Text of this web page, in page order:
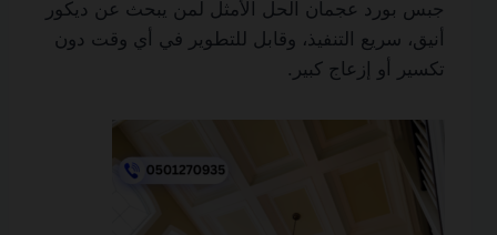
جبس بورد عجمان الحل الأمثل لمن يبحث عن ديكور
أنيق، سريع التنفيذ، وقابل للتطوير في أي وقت دون
تكسير أو إزعاج كبير.